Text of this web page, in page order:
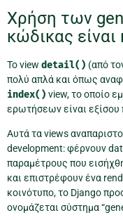
Χρήση των
κώδικας
Το view detail() (από
πολύ απλά και όπως
index() view, το οποίο
ερωτήσεων είναι εξίσου
Αυτά τα views
development: φέρνουν
παραμέτρους που
και επιστρέφουν ένα
κοινότυπο, το Django
ονομάζεται σύστημα